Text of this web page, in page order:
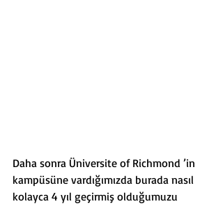
Daha sonra Üniversite of Richmond ’in
kampüsüne vardığımızda burada nasıl
kolayca 4 yıl geçirmiş olduğumuzu